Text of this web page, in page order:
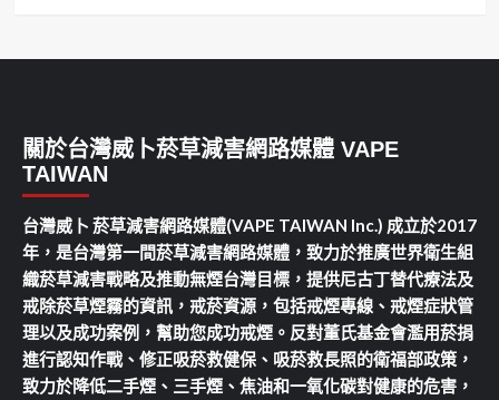
關於台灣威卜菸草減害網路媒體 VAPE
TAIWAN
台灣威卜 菸草減害網路媒體(VAPE TAIWAN Inc.) 成立於2017
年，是台灣第一間菸草減害網路媒體，致力於推廣世界衛生組
織菸草減害戰略及推動無煙台灣目標，提供尼古丁替代療法及
戒除菸草煙霧的資訊，戒菸資源，包括戒煙專線、戒煙症狀管
理以及成功案例，幫助您成功戒煙。反對董氏基金會濫用菸捐
進行認知作戰、修正吸菸救健保、吸菸救長照的衛福部政策，
致力於降低二手煙、三手煙、焦油和一氧化碳對健康的危害，